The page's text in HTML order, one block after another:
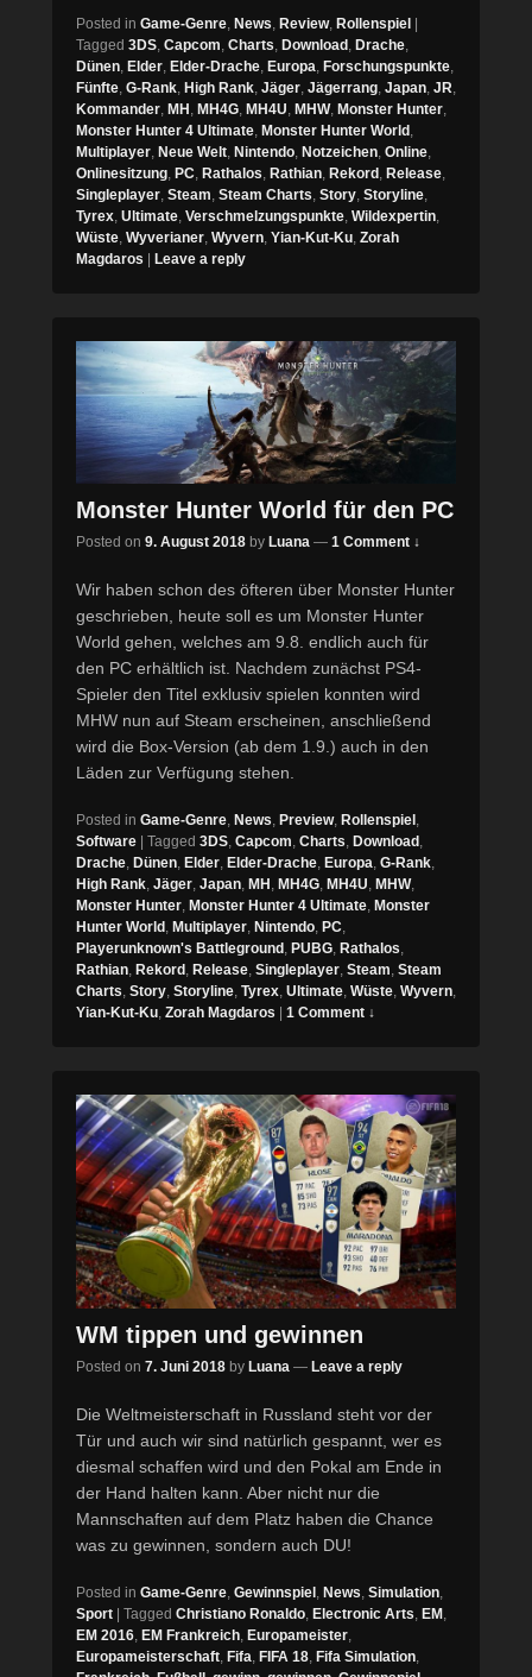
Posted in Game-Genre, News, Review, Rollenspiel
Tagged 3DS, Capcom, Charts, Download , Drache,
Dünen, Elder, Elder-Drache, Europa, Forschungspunkte,
Fünfte, G-Rank, High Rank, Jäger, Jägerrang, Japan, JR,
Kommander, MH , MH4G, MH4U, MHW, Monster Hunter,
Monster Hunter 4 Ultimate, Monster Hunter World ,
Multiplayer, Neue Welt, Nintendo, Notzeichen, Online,
Onlinesitzung, PC, Rathalos, Rathian, Rekord , Release,
Singleplayer, Steam, Steam Charts, Story, Storyline,
Tyrex, Ultimate, Verschmelzungspunkte, Wildexpertin,
Wüste, Wyverianer, Wyvern, Yian-Kut-Ku, Zorah
Magdaros
Leave a reply
Monster Hunter World für den PC
Posted on 9. August 2018 by Luana — 1 Comment ↓
Wir haben schon des öfteren über Monster Hunter
geschrieben, heute soll es um Monster Hunter
World gehen, welches am 9.8. endlich auch für
den PC erhältlich ist. Nachdem zunächst PS4-
Spieler den Titel exklusiv spielen konnten wird
MHW nun auf Steam erscheinen, anschließend
wird die Box-Version (ab dem 1.9.) auch in den
Läden zur Verfügung stehen.
Posted in Game-Genre, News, Preview, Rollenspiel ,
Software
Tagged 3DS, Capcom, Charts, Download ,
Drache, Dünen, Elder, Elder-Drache, Europa, G-Rank,
High Rank, Jäger, Japan, MH , MH4G, MH4U, MHW,
Monster Hunter, Monster Hunter 4 Ultimate, Monster
Hunter World , Multiplayer, Nintendo, PC,
Playerunknown's Battleground , PUBG, Rathalos,
Rathian, Rekord , Release, Singleplayer, Steam, Steam
Charts, Story, Storyline, Tyrex, Ultimate, Wüste, Wyvern,
Yian-Kut-Ku, Zorah Magdaros 1 Comment ↓
WM tippen und gewinnen
Posted on 7. Juni 2018 by Luana — Leave a reply
Die Weltmeisterschaft in Russland steht vor der
Tür und auch wir sind natürlich gespannt, wer es
diesmal schaffen wird und den Pokal am Ende in
der Hand halten kann. Aber nicht nur die
Mannschaften auf dem Platz haben die Chance
was zu gewinnen, sondern auch DU!
Posted in Game-Genre, Gewinnspiel , News, Simulation,
Sport
Tagged Christiano Ronaldo, Electronic Arts, EM ,
EM 2016, EM Frankreich, Europameister,
Europameisterschaft, Fifa, FIFA 18, Fifa Simulation,